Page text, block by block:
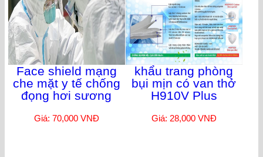
Face shield mạng
che mặt y tế chống
đọng hơi sương
Giá: 70,000 VNĐ
khẩu trang phòng
bụi mịn có van thở
H910V Plus
Giá: 28,000 VNĐ